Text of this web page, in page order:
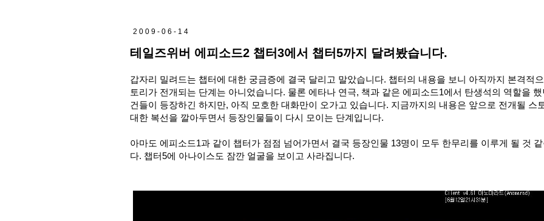
2009-06-14
테일즈위버 에피소드2 챕터3에서 챕터5까지 달려봤습니다.
갑자리 밀려드는 챕터에 대한 궁금증에 결국 달리고 말았습니다. 챕터의 내용을 보니 아직까지 본격적
토리가 전개되는 단계는 아니었습니다. 물론 에타나 연극, 책과 같은 에피소드1에서 탄생석의 역할을
건들이 등장하긴 하지만, 아직 모호한 대화만이 오가고 있습니다. 지금까지의 내용은 앞으로 전개될 스
대한 복선을 깔아두면서 등장인물들이 다시 모이는 단계입니다.
아마도 에피소드1과 같이 챕터가 점점 넘어가면서 결국 등장인물 13명이 모두 한무리를 이루게 될 것
다. 챕터5에 아나이스도 잠깐 얼굴을 보이고 사라집니다.